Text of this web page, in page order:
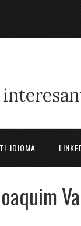
IDIOMA